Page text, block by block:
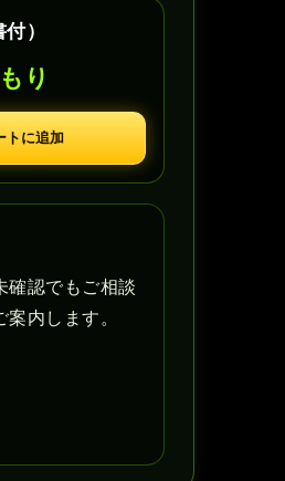
）
り
トに追加
確認でもご相談
内します。